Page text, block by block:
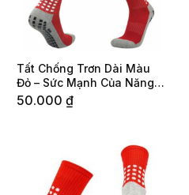
Tất Chống Trơn Dài Màu
Đỏ – Sức Mạnh Của Năng
Động Và Cá Tính
50.000 ₫